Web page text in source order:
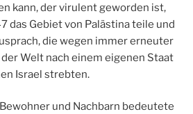
kann, der virulent geworden ist,
das Gebiet von Palästina teile und
die wegen immer erneuter
Welt nach einem eigenen Staat
Israel strebten.
und Nachbarn bedeutete